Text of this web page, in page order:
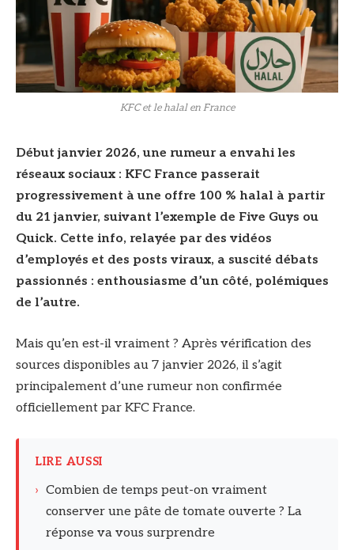
KFC et le halal en France
Début janvier 2026, une rumeur a envahi les
réseaux sociaux : KFC France passerait
progressivement à une offre 100 % halal à partir
du 21 janvier, suivant l’exemple de Five Guys ou
Quick. Cette info, relayée par des vidéos
d’employés et des posts viraux, a suscité débats
passionnés : enthousiasme d’un côté, polémiques
de l’autre.
Mais qu’en est-il vraiment ? Après vérification des
sources disponibles au 7 janvier 2026, il s’agit
principalement d’une rumeur non confirmée
officiellement par KFC France.
LIRE AUSSI
› Combien de temps peut-on vraiment
conserver une pâte de tomate ouverte ? La
réponse va vous surprendre